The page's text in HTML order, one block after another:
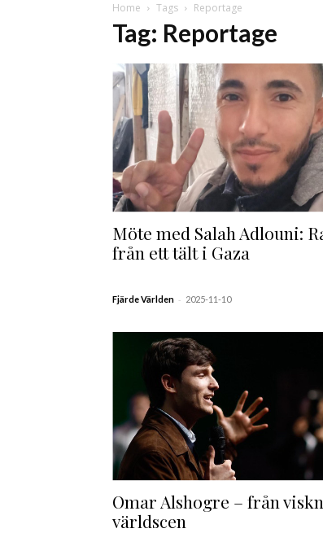
Home Tags Reportage
Tag: Reportage
Möte med Salah Adlouni:
från ett tält i Gaza
Fjärde Världen - 2025-11-10
Omar Alshogre – från
världscen